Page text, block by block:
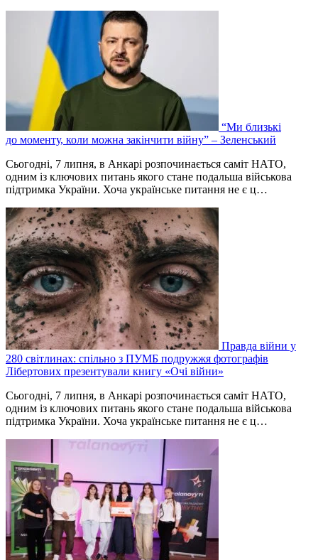
“Ми близькі
до моменту, коли можна закінчити війну” – Зеленський
Сьогодні, 7 липня, в Анкарі розпочинається саміт НАТО,
одним із ключових питань якого стане подальша військова
підтримка України. Хоча українське питання не є ц…
Правда війни у
280 світлинах: спільно з ПУМБ подружжя фотографів
Лібертових презентували книгу «Очі війни»
Сьогодні, 7 липня, в Анкарі розпочинається саміт НАТО,
одним із ключових питань якого стане подальша військова
підтримка України. Хоча українське питання не є ц…